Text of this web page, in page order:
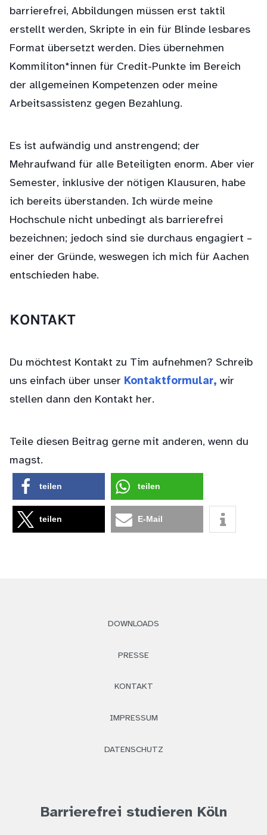
barrierefrei, Abbildungen müssen erst taktil
erstellt werden, Skripte in ein für Blinde lesbares
Format übersetzt werden. Dies übernehmen
Kommiliton*innen für Credit-Punkte im Bereich
der allgemeinen Kompetenzen oder meine
Arbeitsassistenz gegen Bezahlung.
Es ist aufwändig und anstrengend; der
Mehraufwand für alle Beteiligten enorm. Aber vier
Semester, inklusive der nötigen Klausuren, habe
ich bereits überstanden. Ich würde meine
Hochschule nicht unbedingt als barrierefrei
bezeichnen; jedoch sind sie durchaus engagiert –
einer der Gründe, weswegen ich mich für Aachen
entschieden habe.
KONTAKT
Du möchtest Kontakt zu Tim aufnehmen? Schreib
uns einfach über unser Kontaktformular, wir
stellen dann den Kontakt her.
Teile diesen Beitrag gerne mit anderen, wenn du
magst.
teilen teilen
teilen E-Mail
DOWNLOADS
PRESSE
KONTAKT
IMPRESSUM
DATENSCHUTZ
Barrierefrei studieren Köln